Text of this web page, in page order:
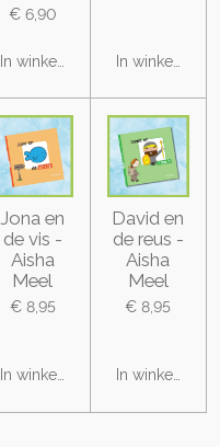
€ 6,90
In winkelwagen In
Jona en
de vis -
Aisha
Meel
€ 8,95
In winkelwagen
David en
de reus -
Aisha
Meel
€ 8,95
In